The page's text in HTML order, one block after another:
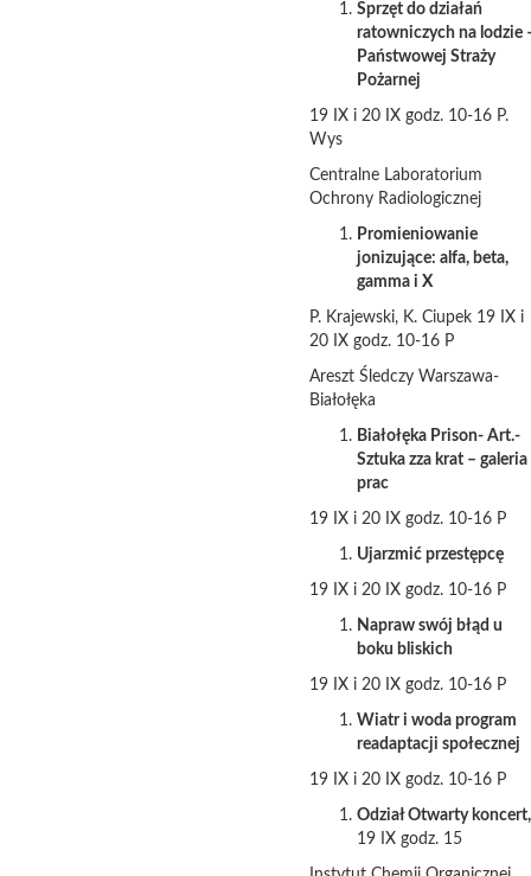
Sprzęt do działań
ratowniczych na lodzie
Państwowej Straży
Pożarnej
19 IX i 20 IX godz. 10-16 P.
Wys
Centralne Laboratorium
Ochrony Radiologicznej
Promieniowanie
jonizujące: alfa, beta,
gamma i X
P. Krajewski, K. Ciupek 19 IX i
20 IX godz. 10-16 P
Areszt Śledczy Warszawa-
Białołęka
Białołęka Prison- Art.-
Sztuka zza krat – galeria
prac
19 IX i 20 IX godz. 10-16 P
Ujarzmić przestępcę
19 IX i 20 IX godz. 10-16 P
Napraw swój błąd u
boku bliskich
19 IX i 20 IX godz. 10-16 P
Wiatr i woda program
readaptacji społecznej
19 IX i 20 IX godz. 10-16 P
Odział Otwarty koncert,
19 IX godz. 15